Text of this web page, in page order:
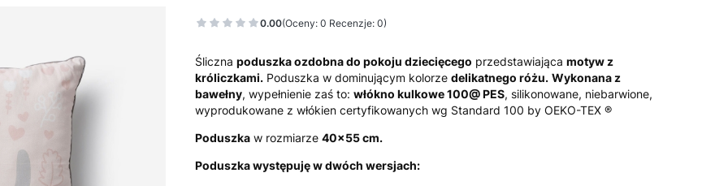
0.00(Oceny: 0 Recenzje: 0)
Śliczna poduszka ozdobna do pokoju dziecięcego przedstawiająca motyw z
króliczkami. Poduszka w dominującym kolorze delikatnego różu. Wykonana z
bawełny, wypełnienie zaś to: włókno kulkowe 100@ PES, silikonowane, niebarwione,
wyprodukowane z włókien certyfikowanych wg Standard 100 by OEKO-TEX ®
Poduszka w rozmiarze 40x55 cm.
Poduszka występuję w dwóch wersjach: